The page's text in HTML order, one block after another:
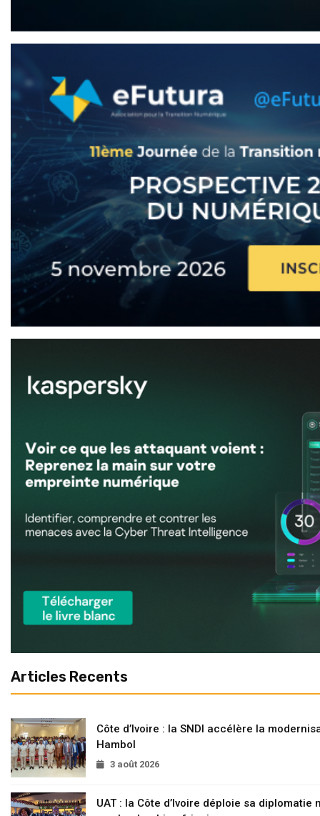
Articles Recents
Côte d’Ivoire : la SNDI accélère la
Hambol
3 août 2026
UAT : la Côte d’Ivoire déploie sa